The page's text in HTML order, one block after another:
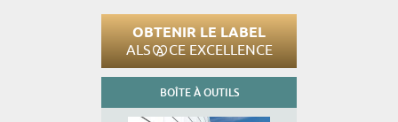
OBTENIR LE LABEL
ALS CE EXCELLENCE
BOÎTE À OUTILS